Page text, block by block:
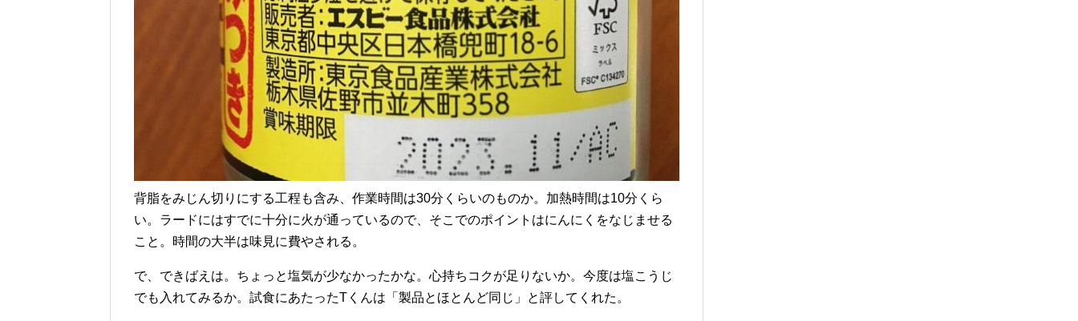
背脂をみじん切りにする工程も含み、作業時間は30分くらいのものか。加熱時間は10分くら
い。ラードにはすでに十分に火が通っているので、そこでのポイントはにんにくをなじませる
こと。時間の大半は味見に費やされる。
で、できばえは。ちょっと塩気が少なかったかな。心持ちコクが足りないか。今度は塩こうじ
でも入れてみるか。試食にあたったTくんは「製品とほとんど同じ」と評してくれた。